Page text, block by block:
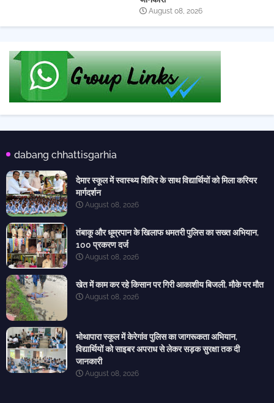
August 08, 2026
dabang chhattisgarhia
देमार स्कूल में स्वास्थ्य शिविर के साथ विद्यार्थियों को मिला करियर
मार्गदर्शन
August 08, 2026
तंबाकू और धूम्रपान के खिलाफ धमतरी पुलिस का सख्त अभियान,
100 प्रकरण दर्ज
August 08, 2026
खेत में काम कर रहे किसान पर गिरी आकाशीय बिजली, मौके पर मौत
August 08, 2026
भोथापारा स्कूल में केरेगांव पुलिस का जागरूकता अभियान,
विद्यार्थियों को साइबर अपराध से लेकर सड़क सुरक्षा तक दी
जानकारी
August 08, 2026